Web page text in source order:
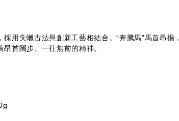
失蠟古法與創新工藝相結合。“奔騰馬”馬首昂揚
首闊步、一往無前的精神。